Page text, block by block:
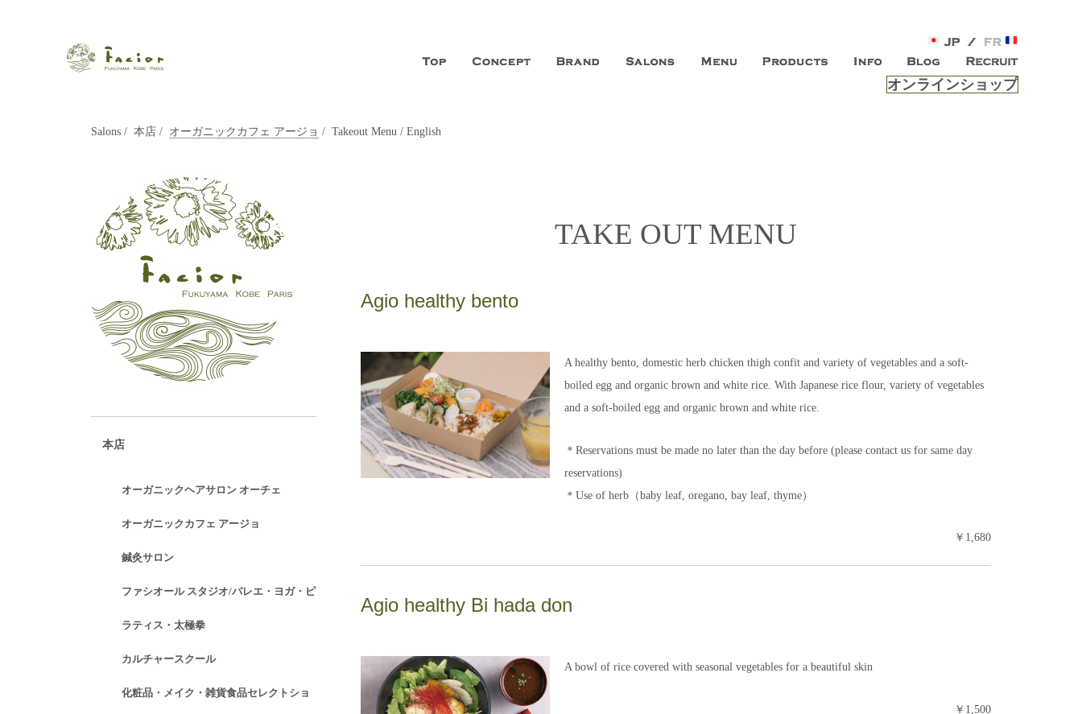
【福山・神戸・Paris】オーガニックエステサロン ファシオールは、 内面から輝く美をトー
タルでご提案します。
瀬戸内から世界に展開するエステサロン「ファシオール」。福山市に3店舗、神戸三宮に「神戸店」 パリサンジェルマン通りに「パリ店」がオープン。お客様のもつ「自らしい美しさ」を追求し、未来の
ポジティブライフを応援します。オーガニックコスメ・商品にこだわり、内面から美しくなることを追求する「本物」の商品・技術・サービスを提供する総合エステサロンです。
オンラインショップ
Salons /本店 / オーガニックカフェ アージョ / Takeout Menu / English
TAKE OUT MENU
Agio healthy bento
A healthy bento, domestic herb chicken thigh confit and variety of vegetables and a soft-
boiled egg and organic brown and white rice. With Japanese rice flour, variety of vegetables
and a soft-boiled egg and organic brown and white rice.
＊Reservations must be made no later than the day before (please contact us for same day
reservations)
＊Use of herb（baby leaf, oregano, bay leaf, thyme）
￥1,680
Agio healthy Bi hada don
A bowl of rice covered with seasonal vegetables for a beautiful skin
￥1,500
本店
オーガニックヘアサロン オーチェ
オーガニックカフェ アージョ
鍼灸サロン
ファシオール スタジオ/バレエ・ヨガ・ピ
ラティス・太極拳
カルチャースクール
化粧品・メイク・雑貨食品セレクトショ